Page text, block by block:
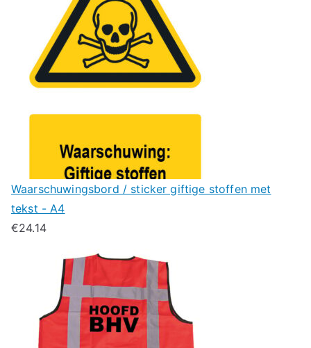
Waarschuwingsbord / sticker giftige stoffen met
tekst - A4
€24.14